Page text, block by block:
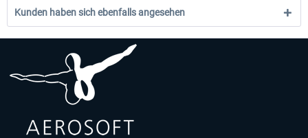
Kunden haben sich ebenfalls angesehen